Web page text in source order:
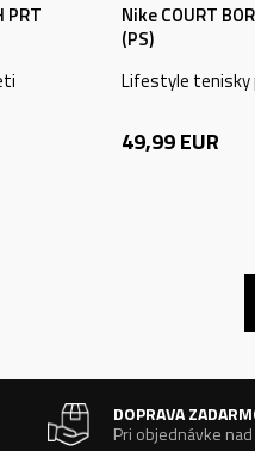
PRT
Nike COURT
(PS)
Lifestyle tenisky
49,99EUR
DOPRAVA
Pri objednávke nad